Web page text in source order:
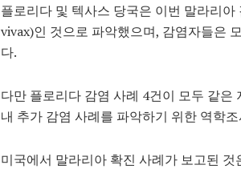
플로리다 및 텍사스 당국은 이번 말라리
vivax)인 것으로 파악했으며, 감염자들은
다.
다만 플로리다 감염 사례 4건이 모두 같은
내 추가 감염 사례를 파악하기 위한 역학
미국에서 말라리아 확진 사례가 보고된